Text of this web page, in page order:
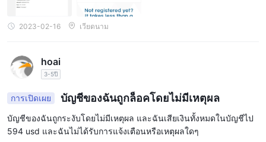
ก. ใช่, TradeFills เสนอบัญชีทดลองสำหรับเทรดเดอร์เพื่อฝึกฝนกลยุทธ์
การซื้อขายด้วยเงินเสมือน
ตอบ: เลเวอเรจสูงสุดที่นำเสนอโดย TradeFills คือ 1:1000 สำหรับ
บัญชีทั้งสี่ประเภท
ถาม: มีทรัพยากรทางการศึกษาประเภทใดบ้าง TradeFills ？
ก: TradeFills นำเสนอแหล่งข้อมูลเพื่อการศึกษาที่หลากหลาย รวมถึง
รายงานการวิเคราะห์ทางเทคนิครายวัน ปฏิทินเศรษฐกิจ การสัมมนา
ผ่านเว็บการซื้อขายแบบสด และการสัมมนาแบบออฟไลน์
2023-02-16 เวียดนาม
hoai
3-5ปี
การเปิดเผย บัญชีของฉันถูกล็อคโดยไม่มีเหตุผล
บัญชีของฉันถูกระงับโดยไม่มีเหตุผล และฉันเสียเงินทั้งหมดในบัญชีไป
594 usd และฉันไม่ได้รับการแจ้งเตือนหรือเหตุผลใดๆ